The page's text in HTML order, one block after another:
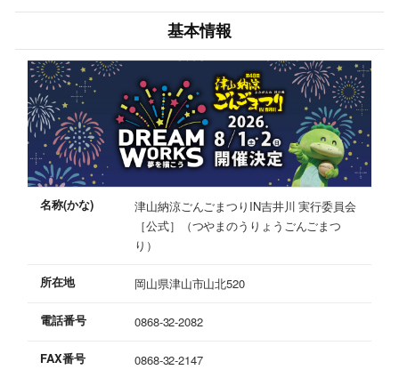
基本情報
名称(かな)
津山納涼ごんごまつりIN吉井川 実行委員会
［公式］（つやまのうりょうごんごまつ
り）
所在地 岡山県津山市山北520
電話番号 0868-32-2082
FAX番号 0868-32-2147